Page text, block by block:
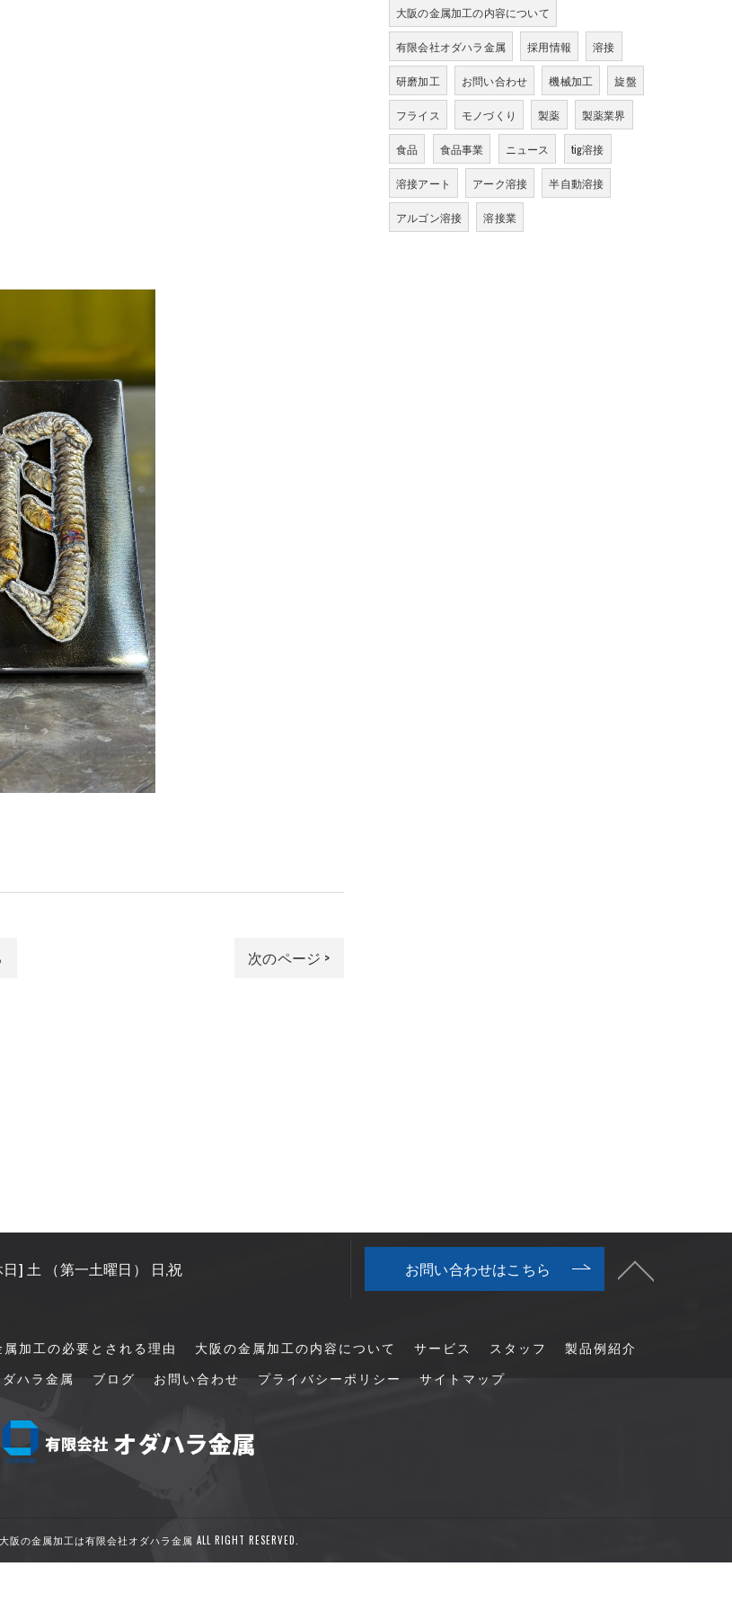
次のページ >
大阪の金属加工の内容について
有限会社オダハラ金属 採用情報 溶接
研磨加工 お問い合わせ 機械加工 旋盤
フライス モノづくり 製薬 製薬業界
食品 食品事業 ニュース tig溶接
溶接アート アーク溶接 半自動溶接
アルゴン溶接 溶接業
] 土 （第一土曜日） 日,祝 お問い合わせはこちら
属加工の必要とされる理由 大阪の金属加工の内容について サービス スタッフ
製品例紹介
ハラ金属 ブログ お問い合わせ プライバシーポリシー サイトマップ
阪の金属加工は有限会社オダハラ金属 ALL RIGHT RESERVED.